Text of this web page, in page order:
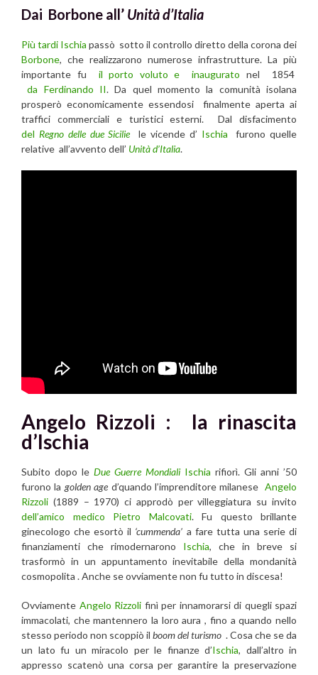
Dai Borbone all’ Unità d’Italia
Più tardi Ischia passò sotto il controllo diretto della corona dei
Borbone, che realizzarono numerose infrastrutture. La più
importante fu
il porto voluto e inaugurato nel 1854
da Ferdinando II. Da quel momento la comunità isolana
prosperò economicamente essendosi finalmente aperta ai
traffici commerciali e turistici esterni. Dal disfacimento
del Regno delle due Sicilie le vicende d’ Ischia furono quelle
relative all’avvento dell’ Unità d’Italia.
Angelo Rizzoli : la rinascita
d’Ischia
Subito dopo le Due Guerre Mondiali Ischia rifiorì. Gli anni ’50
furono la golden age d’quando l’imprenditore milanese Angelo
Rizzoli (1889 – 1970) ci approdò per villeggiatura su invito
dell’amico medico Pietro Malcovati. Fu questo brillante
ginecologo che esortò il ‘cummenda’ a fare tutta una serie di
finanziamenti che rimodernarono Ischia, che in breve si
trasformò in un appuntamento inevitabile della mondanità
cosmopolita . Anche se ovviamente non fu tutto in discesa!
Ovviamente Angelo Rizzoli finì per innamorarsi di quegli spazi
immacolati, che mantennero la loro aura , fino a quando nello
stesso periodo non scoppiò il boom del turismo . Cosa che se da
un lato fu un miracolo per le finanze d’Ischia, dall’altro in
appresso scatenò una corsa per garantire la preservazione